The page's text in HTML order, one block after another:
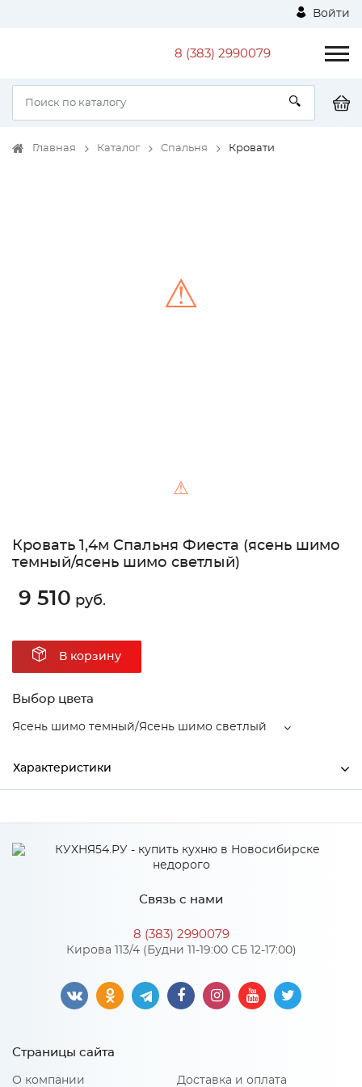
Войти
8 (383) 2990079
Главная Каталог Спальня Кровати
⚠
⚠
Кровать 1,4м Спальня Фиеста (ясень шимо
темный/ясень шимо светлый)
9 510 руб.
В корзину
Выбор цвета
Ясень шимо темный/Ясень шимо светлый
Характеристики
Ясень шимо темный/Ясень
шимо светлый
ЛДСП
Материал 2: ЛДСП
Количество упаковок: 4
Связь с нами
8 (383) 2990079
Кирова 113/4 (Будни 11-19:00 СБ 12-17:00)
Страницы сайта
О компании Доставка и оплата